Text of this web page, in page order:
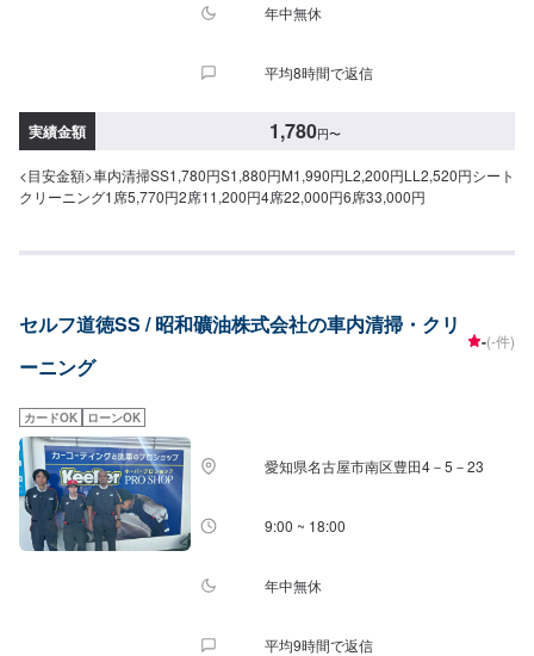
年中無休
平均8時間で返信
実績金額 1,780円〜
<目安金額>車内清掃SS1,780円S1,880円M1,990円L2,200円LL2,520円シート
クリーニング1席5,770円2席11,200円4席22,000円6席33,000円
セルフ道徳SS / 昭和礦油株式会社の車内清掃・クリ
ーニング
-(-件)
カードOK ローンOK
愛知県名古屋市南区豊田4－5－23
9:00 ~ 18:00
年中無休
平均9時間で返信